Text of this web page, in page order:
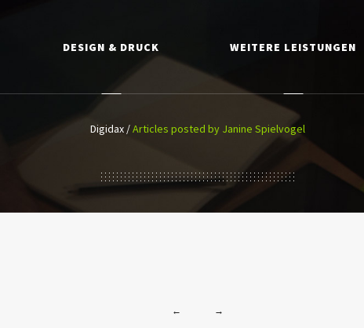
DESIGN & DRUCK WEITERE LEISTUNGEN
Digidax /Articles posted by Janine Spielvogel
← →